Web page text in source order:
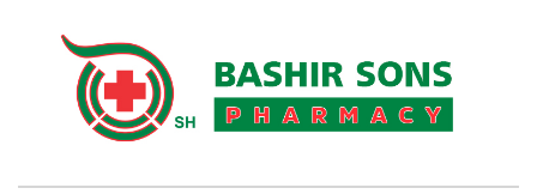
YATIRIM ÇEŞITLERINE GENEL BIR BAKIŞ: ULUSLARARASI PORTFÖY